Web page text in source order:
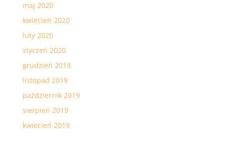
maj 2020
kwiecień 2020
luty 2020
styczeń 2020
grudzień 2019
listopad 2019
październik 2019
sierpień 2019
kwiecień 2019